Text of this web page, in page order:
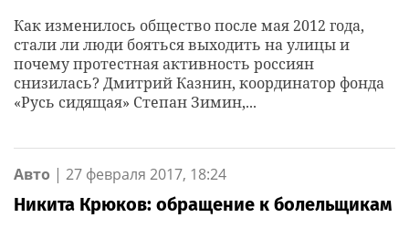
Как изменилось общество после мая 2012 года,
стали ли люди бояться выходить на улицы и
почему протестная активность россиян
снизилась? Дмитрий Казнин, координатор фонда
«Русь сидящая» Степан Зимин,...
Авто | 27 февраля 2017, 18:24
Никита Крюков: обращение к болельщикам